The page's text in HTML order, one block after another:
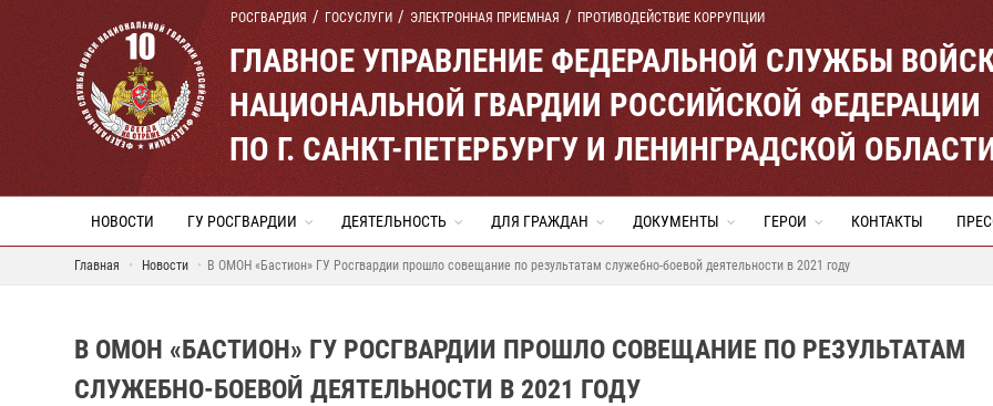
РОСГВАРДИЯ ГОСУСЛУГИ ЭЛЕКТРОННАЯ ПРИЕМНАЯ ПРОТИВОДЕЙСТВИЕ КОРРУПЦИИ
ГЛАВНОЕ УПРАВЛЕНИЕ ФЕДЕРАЛЬНОЙ СЛУЖБЫ
НАЦИОНАЛЬНОЙ ГВАРДИИ РОССИЙСКОЙ ФЕДЕРАЦИИ
ПО Г. САНКТ-ПЕТЕРБУРГУ И ЛЕНИНГРАДСКОЙ
НОВОСТИ ГУ РОСГВАРДИИ ДЕЯТЕЛЬНОСТЬ ДЛЯ ГРАЖДАН ДОКУМЕНТЫ ГЕРОИ КОНТАКТЫ
Главная Новости В ОМОН «Бастион» ГУ Росгвардии прошло совещание по результатам служебно-боевой деятельности в 2021 году
В ОМОН «БАСТИОН» ГУ РОСГВАРДИИ ПРОШЛО СОВЕЩАНИЕ ПО РЕЗУЛЬТАТАМ
СЛУЖЕБНО-БОЕВОЙ ДЕЯТЕЛЬНОСТИ В 2021 ГОДУ